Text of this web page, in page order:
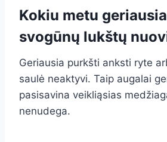
Kokiu metu
svogūnų lukštų
Geriausia purkšti anksti ryte
saulė neaktyvi. Taip augalai
pasisavina veikliąsias
nenudega.